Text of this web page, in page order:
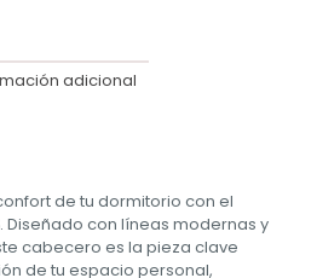
adicional
de tu dormitorio con el
. Diseñado con líneas modernas y
cabecero es la pieza clave
de tu espacio personal,